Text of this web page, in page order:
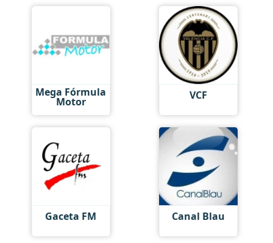
Mega Fórmula
Motor VCF
Gaceta FM Canal Blau